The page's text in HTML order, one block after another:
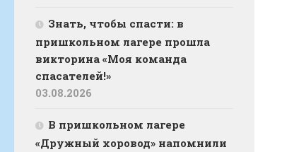
Знать, чтобы спасти: в
пришкольном лагере прошла
викторина «Моя команда
спасателей!»
03.08.2026
В пришкольном лагере
«Дружный хоровод» напомнили